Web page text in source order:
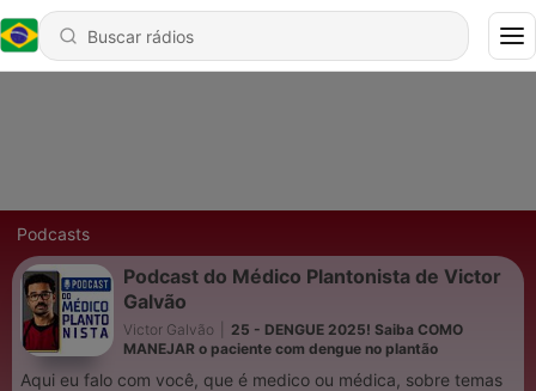
Podcasts
Podcast do Médico Plantonista de Victor
Galvão
Victor Galvão
25 - DENGUE 2025! Saiba COMO
MANEJAR o paciente com dengue no plantão
Aqui eu falo com você, que é medico ou médica, sobre temas